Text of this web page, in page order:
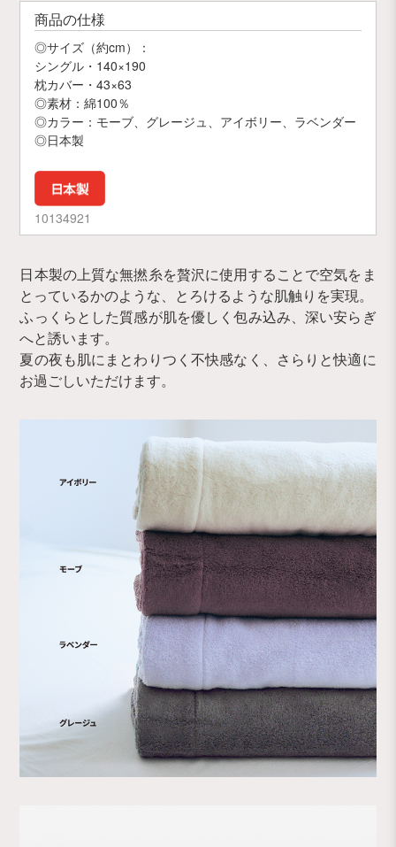
商品の仕様
◎サイズ（約cm）：
シングル・140×190
枕カバー・43×63
◎素材：綿100％
◎カラー：モーブ、グレージュ、アイボリー、ラベンダー
◎日本製
10134921
日本製の上質な無撚糸を贅沢に使用することで空気をま
とっているかのような、とろけるような肌触りを実現。
ふっくらとした質感が肌を優しく包み込み、深い安らぎ
へと誘います。
夏の夜も肌にまとわりつく不快感なく、さらりと快適に
お過ごしいただけます。